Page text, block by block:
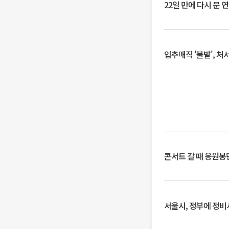
22일 만에 다시 문
입추매직 '불발', 처
콘서트 갈 때 응원
서울시, 정부에 정